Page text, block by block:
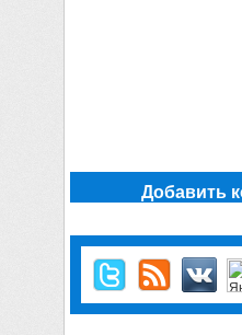
Добавить